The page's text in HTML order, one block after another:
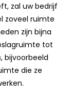
zal uw bedrijf
zoveel ruimte
zijn bijna
tot
bijvoorbeeld
die ze